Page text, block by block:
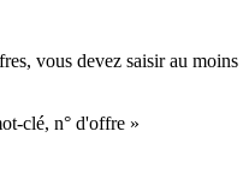
vous devez saisir au moins
clé, n° d'offre »